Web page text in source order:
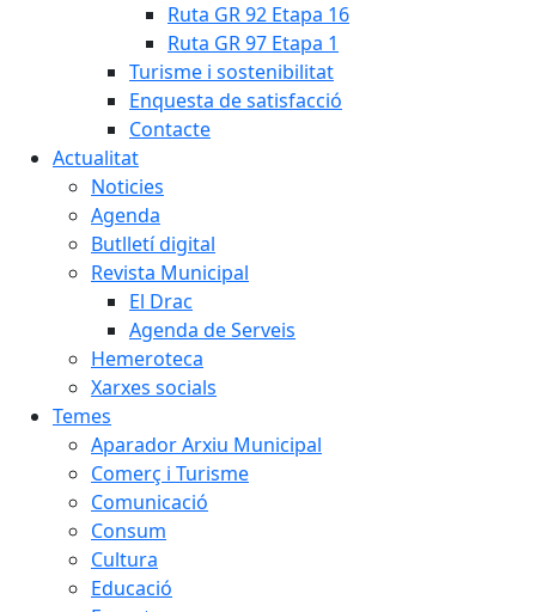
Ruta GR 92 Etapa 16
Ruta GR 97 Etapa 1
Turisme i sostenibilitat
Enquesta de satisfacció
Contacte
Actualitat
Noticies
Agenda
Butlletí digital
Revista Municipal
El Drac
Agenda de Serveis
Hemeroteca
Xarxes socials
Temes
Aparador Arxiu Municipal
Comerç i Turisme
Comunicació
Consum
Cultura
Educació